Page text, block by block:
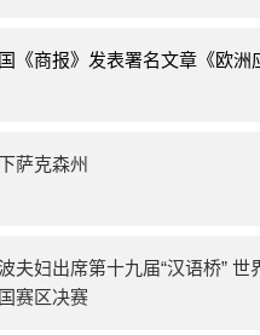
《商报》发表署名文章《欧洲
萨克森州
夫妇出席第十九届“汉语桥”
赛区决赛